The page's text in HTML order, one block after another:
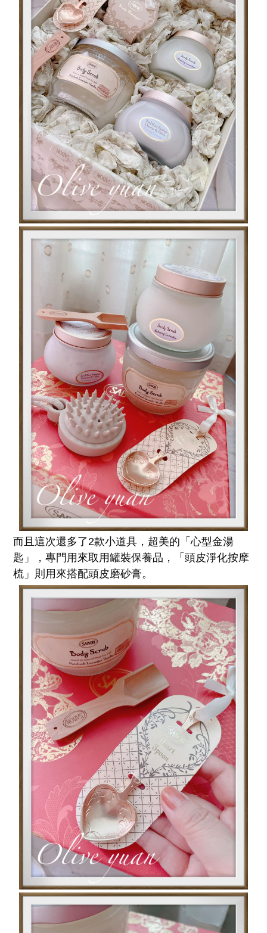
而且這次還多了2款小道具，超美的「心型金湯
匙」，專門用來取用罐裝保養品，「頭皮淨化按摩
梳」則用來搭配頭皮磨砂膏。